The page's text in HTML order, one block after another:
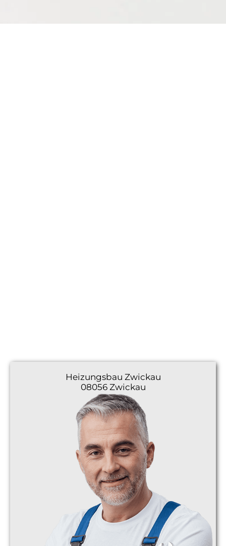
Heizungsbau Zwickau
08056 Zwickau